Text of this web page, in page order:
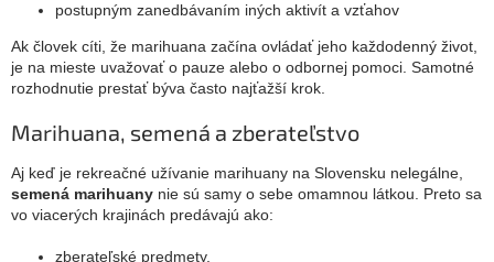
postupným zanedbávaním iných aktivít a vzťahov
Ak človek cíti, že marihuana začína ovládať jeho každodenný život,
je na mieste uvažovať o pauze alebo o odbornej pomoci. Samotné
rozhodnutie prestať býva často najťažší krok.
Marihuana, semená a zberateľstvo
Aj keď je rekreačné užívanie marihuany na Slovensku nelegálne,
semená marihuany nie sú samy o sebe omamnou látkou. Preto sa
vo viacerých krajinách predávajú ako:
zberateľské predmety,